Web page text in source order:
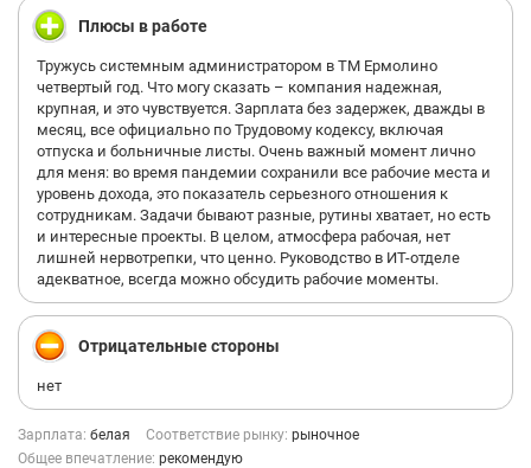
Плюсы в работе
Тружусь системным администратором в ТМ Ермолино
четвертый год. Что могу сказать – компания надежная,
крупная, и это чувствуется. Зарплата без задержек, дважды в
месяц, все официально по Трудовому кодексу, включая
отпуска и больничные листы. Очень важный момент лично
для меня: во время пандемии сохранили все рабочие места и
уровень дохода, это показатель серьезного отношения к
сотрудникам. Задачи бывают разные, рутины хватает, но есть
и интересные проекты. В целом, атмосфера рабочая, нет
лишней нервотрепки, что ценно. Руководство в ИТ-отделе
адекватное, всегда можно обсудить рабочие моменты.
Отрицательные стороны
нет
Зарплата: белая Соответствие рынку: рыночное
Общее впечатление: рекомендую